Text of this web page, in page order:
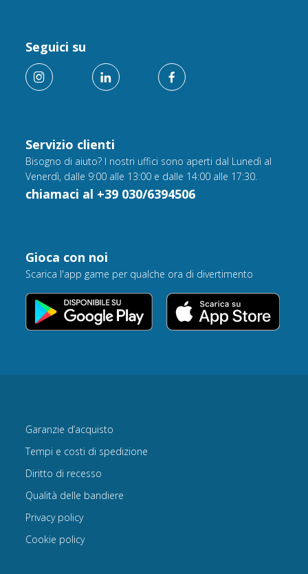
Servizio clienti
Bisogno di aiuto? I nostri uffici sono aperti dal Lunedì al
Venerdì, dalle 9:00 alle 13:00 e dalle 14:00 alle 17:30.
chiamaci al +39 030/6394506
Seguici su
Gioca con noi
Scarica l'app game per qualche ora di divertimento
Garanzie d’acquisto
Tempi e costi di spedizione
Diritto di recesso
Qualità delle bandiere
Privacy policy
Cookie policy